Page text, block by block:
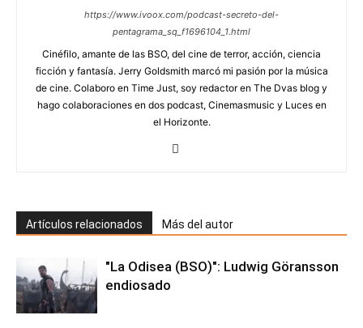
https://www.ivoox.com/podcast-secreto-del-
pentagrama_sq_f1696104_1.html
Cinéfilo, amante de las BSO, del cine de terror, acción, ciencia
ficción y fantasía. Jerry Goldsmith marcó mi pasión por la música
de cine. Colaboro en Time Just, soy redactor en The Dvas blog y
hago colaboraciones en dos podcast, Cinemasmusic y Luces en
el Horizonte.
Artículos relacionados Más del autor
"La Odisea (BSO)": Ludwig Göransson
endiosado